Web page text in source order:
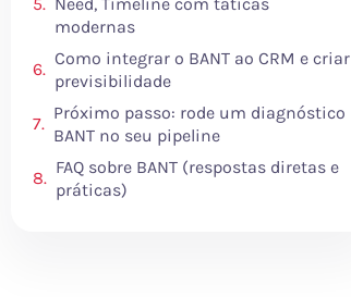
modernas
Como integrar o BANT ao CRM e criar
previsibilidade
Próximo passo: rode um diagnóstico
BANT no seu pipeline
FAQ sobre BANT (respostas diretas e
práticas)